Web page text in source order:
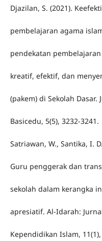
Djazilan, S. (2021).
pembelajaran agama
pendekatan
kreatif, efektif, dan
(pakem) di Sekolah Dasar.
Basicedu, 5(5), 3232-3241.
Satriawan, W., Santika, I.
Guru penggerak dan
sekolah dalam kerangka
apresiatif. Al-Idarah:
Kependidikan Islam,